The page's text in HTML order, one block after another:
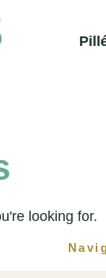
looking for.